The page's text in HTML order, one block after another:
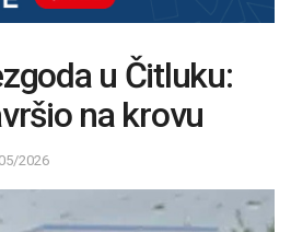
u Čitluku:
na krovu
2026